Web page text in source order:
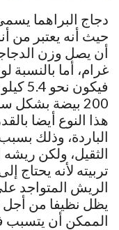
حيث أنه يعتبر من
غرام، أما بالنسبة
200 بيضة بشكل
هذا النوع أيضا
الباردة، وذلك
الثقيل، ولكن
تربيته لأنه يحتاج
الريش المتواجد
يظل نظيفا من
الممكن أن يتسبب